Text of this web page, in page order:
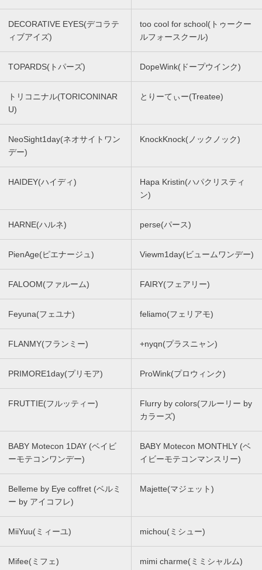
DECORATIVE EYES(デコラテ
ィブアイズ)
too cool for school(トゥークー
ルフォースクール)
TOPARDS(トパーズ) DopeWink(ドープウインク)
トリコニナル(TORICONINAR
U)
とりーてぃー(Treatee)
NeoSight1day(ネオサイトワン
デー)
KnockKnock(ノックノック)
HAIDEY(ハイディ)
Hapa Kristin(ハパクリスティ
ン)
HARNE(ハルネ) perse(パース)
PienAge(ピエナージュ) Viewm1day(ビュームワンデー)
FALOOM(ファルーム) FAIRY(フェアリー)
Feyuna(フェユナ) feliamo(フェリアモ)
FLANMY(フランミー) +nyqn(プラスニャン)
PRIMORE1day(プリモア) ProWink(プロウィンク)
FRUTTIE(フルッティー)
Flurry by colors(フルーリー by
カラーズ)
BABY Motecon 1DAY (ベイビ
ーモテコンワンデー)
BABY Motecon MONTHLY (ベ
イビーモテコンマンスリー)
Belleme by Eye coffret (ベルミ
ー by アイコフレ)
Majette(マジェット)
MiiYuu(ミィーユ) michou(ミシュー)
Mifee(ミフェ) mimi charme(ミミシャルム)